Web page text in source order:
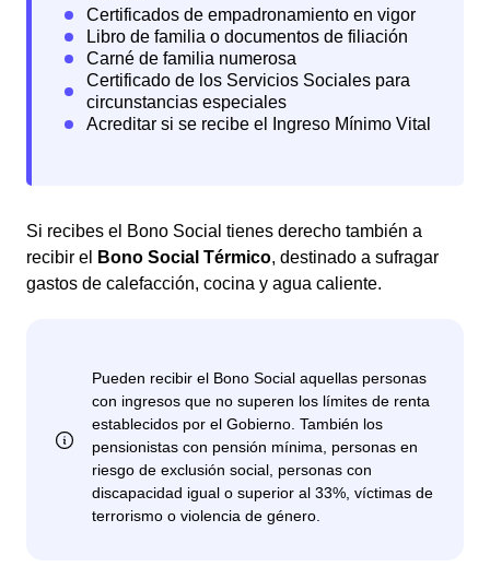
Si recibes el Bono Social tienes derecho también a
recibir el
Bono Social Térmico, destinado a sufragar
gastos de calefacción, cocina y agua caliente.